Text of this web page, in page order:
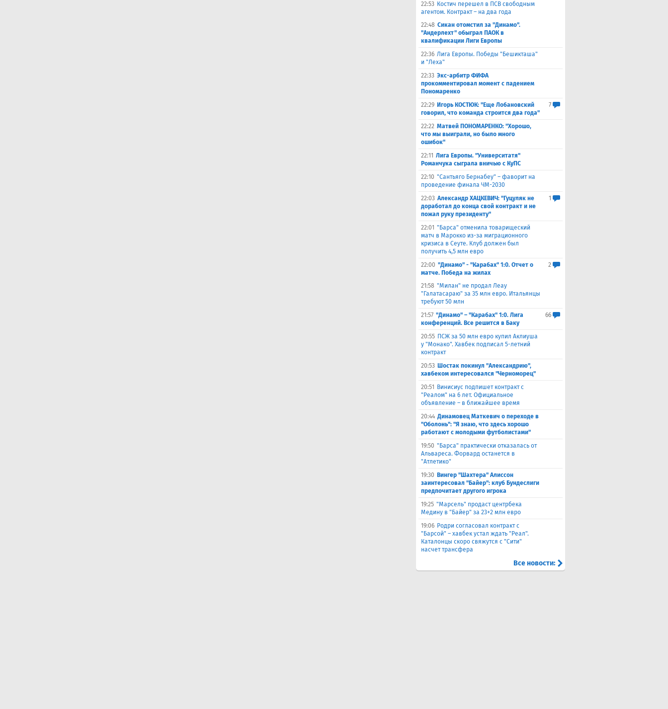
22:53 Костич перешел в ПСВ свободным
агентом. Контракт – на два года
22:48 Сикан отомстил за "Динамо".
"Андерлехт" обыграл ПАОК в
квалификации Лиги Европы
22:36 Лига Европы. Победы "Бешикташа"
и "Леха"
22:33 Экс-арбитр ФИФА
прокомментировал момент с падением
Пономаренко
22:29 Игорь КОСТЮК: "Еще Лобановский
говорил, что команда строится два года"
7
22:22 Матвей ПОНОМАРЕНКО: "Хорошо,
что мы выиграли, но было много
ошибок"
22:11 Лига Европы. "Университатя"
Романчука сыграла вничью с ​КуПС
22:10 "Сантьяго Бернабеу" – фаворит на
проведение финала ЧМ-2030
22:03 Александр ХАЦКЕВИЧ: "Гуцуляк не
доработал до конца свой контракт и не
пожал руку президенту"
1
22:01 "Барса" отменила товарищеский
матч в Марокко из-за миграционного
кризиса в Сеуте. Клуб должен был
получить 4,5 млн евро
22:00 "Динамо" - "Карабах" 1:0. Отчет о
матче. Победа на жилах
2
21:58 "Милан" не продал Леау
"Галатасараю" за 35 млн евро. Итальянцы
требуют 50 млн
21:57 "Динамо" – "Карабах" 1:0. Лига
конференций. Все решится в Баку
66
20:55 ПСЖ за 50 млн евро купил Аклиуша
у "Монако". Хавбек подписал 5-летний
контракт
20:53 Шостак покинул "Александрию",
хавбеком интересовался "Черноморец"
20:51
Винисиус подпишет контракт с
"Реалом" на 6 лет. Официальное
объявление – в ближайшее время
20:44 Динамовец Маткевич о переходе в
"Оболонь": "Я знаю, что здесь хорошо
работают с молодыми футболистами"
19:50 "Барса" практически отказалась от
Альвареса. Форвард останется в
"Атлетико"
19:30 Вингер "Шахтера" Алиссон
заинтересовал "Байер": клуб Бундеслиги
предпочитает другого игрока
19:25 "Марсель" продаст центрбека
Медину в "Байер" за 23+2 млн евро
19:06 Родри согласовал контракт с
"Барсой" – хавбек устал ждать "Реал".
Каталонцы скоро свяжутся с "Сити"
насчет трансфера
Все новости: